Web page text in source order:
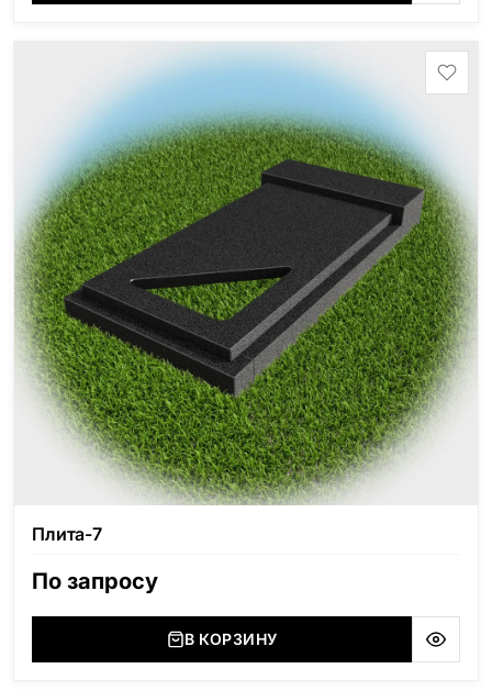
минимальные стандартные размеры. [wpforms
Плита-7
По запросу
В КОРЗИНУ